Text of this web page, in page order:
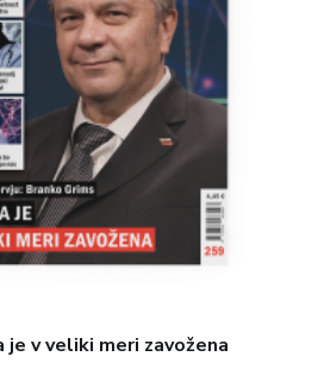
je v veliki meri zavožena